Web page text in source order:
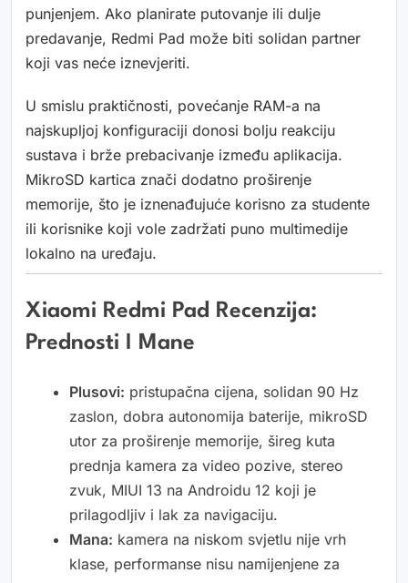
punjenjem. Ako planirate putovanje ili dulje
predavanje, Redmi Pad može biti solidan partner
koji vas neće iznevjeriti.
U smislu praktičnosti, povećanje RAM-a na
najskupljoj konfiguraciji donosi bolju reakciju
sustava i brže prebacivanje između aplikacija.
MikroSD kartica znači dodatno proširenje
memorije, što je iznenađujuće korisno za studente
ili korisnike koji vole zadržati puno multimedije
lokalno na uređaju.
Xiaomi Redmi Pad Recenzija:
Prednosti I Mane
Plusovi: pristupačna cijena, solidan 90 Hz
zaslon, dobra autonomija baterije, mikroSD
utor za proširenje memorije, šireg kuta
prednja kamera za video pozive, stereo
zvuk, MIUI 13 na Androidu 12 koji je
prilagodljiv i lak za navigaciju.
Mana: kamera na niskom svjetlu nije vrh
klase, performanse nisu namijenjene za